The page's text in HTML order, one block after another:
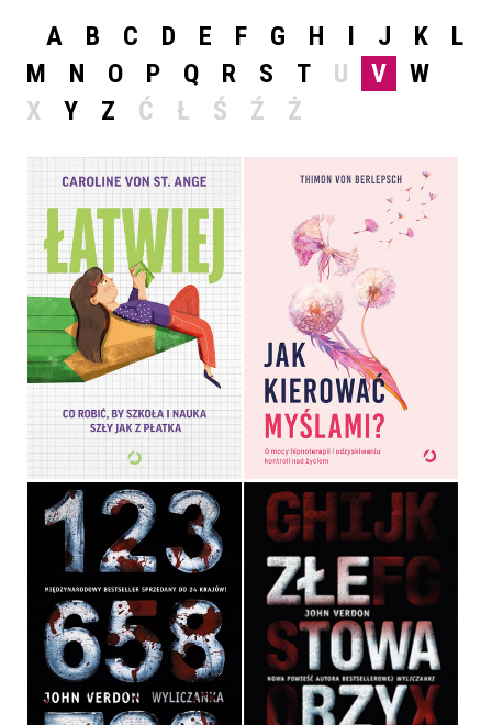
A B C D E F G H I J K
L
M
N O P Q R S T U V
W
X
Y Z Ć Ł Ś Ź Ż
ŁATWIEJ. CO ROBIĆ, BY
SZKOŁA I NAUKA SZŁY
JAK Z PŁATKA
CAROLINE VON ST. ANGE
OPRAWA MIĘKKA
49,99 ZŁ
JAK KIEROWAĆ
MYŚLAMI?
THIMON VON BERLEPSCH,
LISA BITZER
OPRAWA MIĘKKA
44,99 ZŁ
WYLICZANKA
JOHN VERDON
OPRAWA MIĘKKA
ZŁE TOWARZYSTWO
JOHN VERDON
OPRAWA MIĘKKA